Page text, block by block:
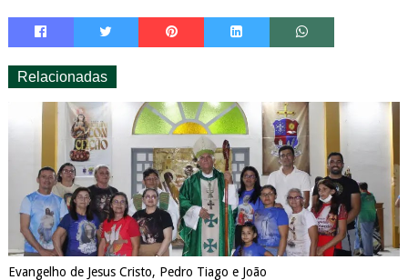
Relacionadas
Evangelho de Jesus Cristo, Pedro Tiago e João